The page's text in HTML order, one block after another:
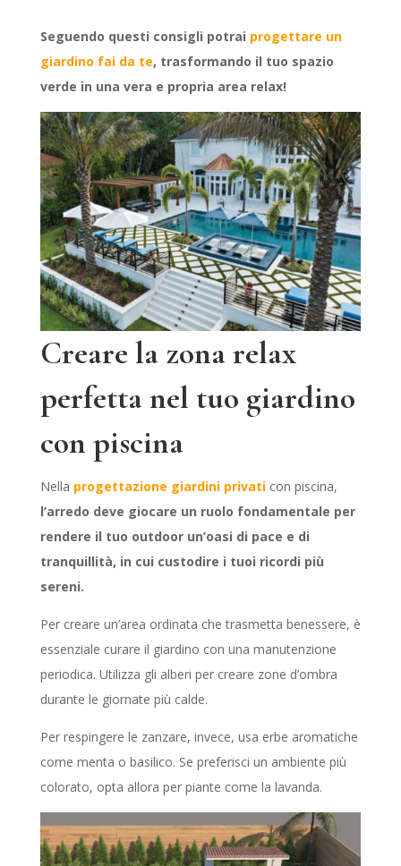
Seguendo questi consigli potrai progettare un
giardino fai da te, trasformando il tuo spazio
verde in una vera e propria area relax!
Creare la zona relax
perfetta nel tuo giardino
con piscina
Nella progettazione giardini privaticon piscina,
l’arredo deve giocare un ruolo fondamentale per
rendere il tuo outdoor un’oasi di pace e di
tranquillità, in cui custodire i tuoi ricordi più
sereni.
Per creare un’area ordinata che trasmetta benessere, è
essenziale curare il giardino con una manutenzione
periodica. Utilizza gli alberi per creare zone d’ombra
durante le giornate più calde.
Per respingere le zanzare, invece, usa erbe aromatiche
come menta o basilico. Se preferisci un ambiente più
colorato, opta allora per piante come la lavanda.